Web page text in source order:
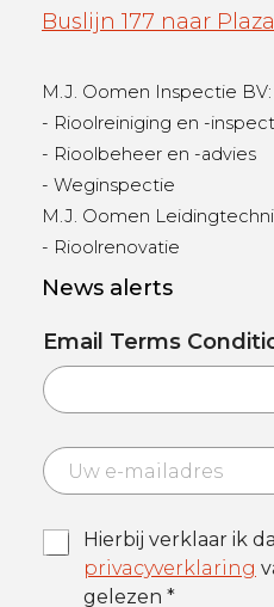
Buslijn 177 naar
M.J. Oomen Inspectie BV:
- Rioolreiniging en -
- Rioolbeheer en -advies
- Weginspectie
M.J. Oomen
- Rioolrenovatie
News alerts
Email Terms
E
m
i
T
e
Hierbij verklaar ik
privacyverklaring
gelezen *